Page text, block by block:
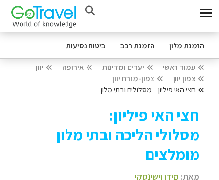
הזמנת מלון הזמנת רכב ביטוח נסיעות
עמוד ראשי יעדים ומדינות אירופה
יוון
צפון יוון
צפון-מזרח יוון
חצי האי פיליון – מסלולים ובתי מלון
חצי האי פיליון:
מסלולי הליכה ובתי מלון
מומלצים
מאת: מידן וישינסקי